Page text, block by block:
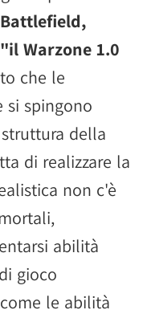
Warzone 1.0
che le
spingono
della
di realizzare la
non c'è
abilità
gioco
le abilità